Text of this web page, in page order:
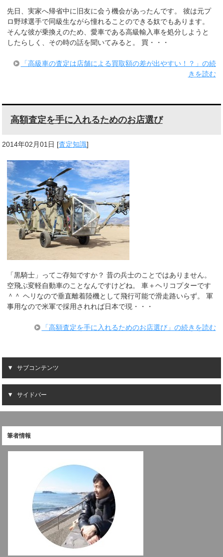
先日、実家へ帰省中に旧友に会う機会があったんです。 彼は元プ
ロ野球選手で同級生ながら憧れることのできる奴でもあります。
そんな彼が乗換えのため、愛車である高級輸入車を処分しようと
したらしく、その時の話を聞いてみると。 買・・・
「高級車の査定は店舗による買取額の差が出やすい！？」の続
きを読む
高額査定を手に入れるためのお店選び
2014年02月01日 [査定知識]
「黒騎士」ってご存知ですか？ 昔の兵士のことではありません。
空飛ぶ変軽自動車のことなんですけどね。 車＋ヘリコプターです
＾＾ ヘリなので垂直離着陸機として飛行可能で滑走路いらず。 軍
事用なので米軍で採用されれば日本で現・・・
「高額査定を手に入れるためのお店選び」の続きを読む
サブコンテンツ
サイドバー
筆者情報